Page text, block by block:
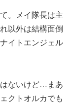
。メイ隊長は主
以外は結構面倒
イトエンジェル
ないけど…まあ
クトオルカでも